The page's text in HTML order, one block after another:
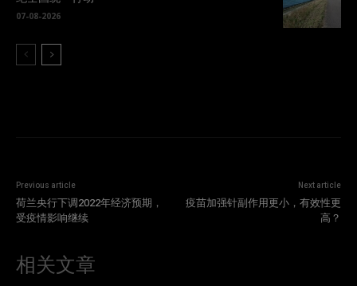
07-08-2026
Previous article
荷兰央行下调2022年经济预期，
受疫情影响继续
Next article
疫苗加强针副作用更小，有效性更
高？
相关文章